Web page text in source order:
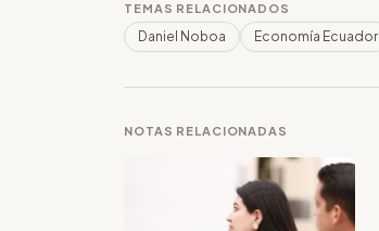
TEMAS RELACIONADOS
Daniel Noboa Economía Ecuador
NOTAS RELACIONADAS